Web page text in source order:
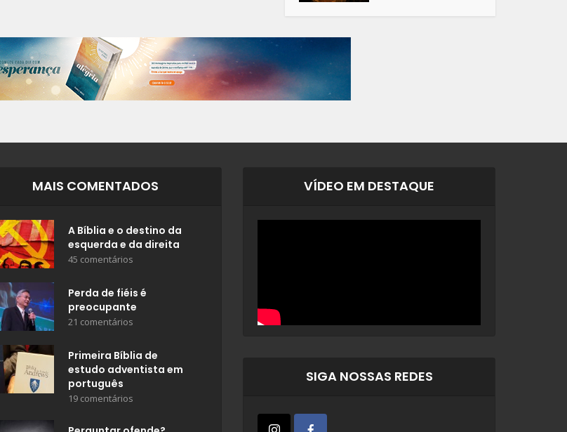
MAIS COMENTADOS
A Bíblia e o destino da
esquerda e da direita
45 comentários
Perda de fiéis é
preocupante
21 comentários
Primeira Bíblia de
estudo adventista em
português
19 comentários
VÍDEO EM DESTAQUE
SIGA NOSSAS REDES